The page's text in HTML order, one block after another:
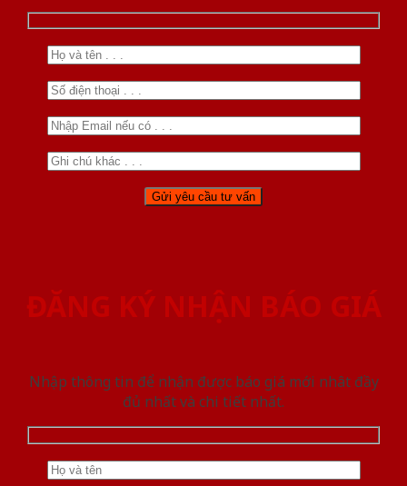
ĐĂNG KÝ NHẬN BÁO GIÁ
Nhập thông tin để nhận được báo giá mới nhât đầy
đủ nhất và chi tiết nhất.